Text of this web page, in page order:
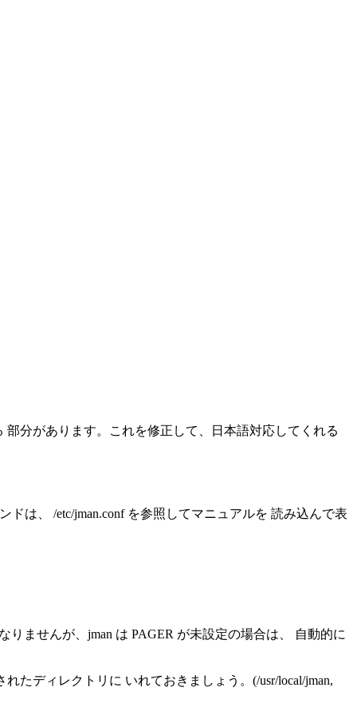
分があります。これを修正して、日本語対応してくれる
ドは、 /etc/jman.conf を参照してマニュアルを 読み込んで表
ませんが、jman は PAGER が未設定の場合は、 自動的に
たディレクトリに いれておきましょう。(/usr/local/jman,